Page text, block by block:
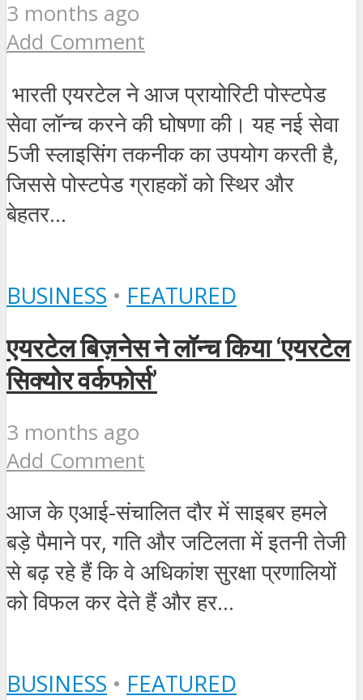
3 months ago
Add Comment
भारती एयरटेल ने आज प्रायोरिटी पोस्टपेड
सेवा लॉन्च करने की घोषणा की। यह नई सेवा
5जी स्लाइसिंग तकनीक का उपयोग करती है,
जिससे पोस्टपेड ग्राहकों को स्थिर और
बेहतर...
BUSINESS • FEATURED
एयरटेल बिज़नेस ने लॉन्च किया ‘एयरटेल
सिक्योर वर्कफोर्स’
3 months ago
Add Comment
आज के एआई-संचालित दौर में साइबर हमले
बड़े पैमाने पर, गति और जटिलता में इतनी तेजी
से बढ़ रहे हैं कि वे अधिकांश सुरक्षा प्रणालियों
को विफल कर देते हैं और हर...
BUSINESS • FEATURED